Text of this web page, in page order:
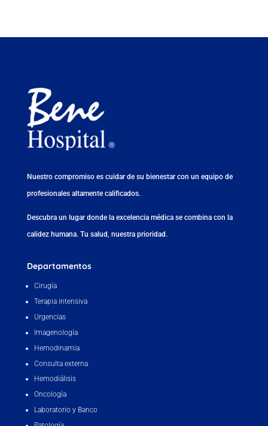
Nuestro compromiso es cuidar de su bienestar con un equipo de
profesionales altamente calificados.
Descubra un lugar donde la excelencia médica se combina con la
calidez humana. Tu salud, nuestra prioridad.
Departamentos
Cirugía
Terapia intensiva
Urgencias
Imagenología
Hemodinamia
Consulta externa
Hemodiálisis
Oncología
Laboratorio y Banco